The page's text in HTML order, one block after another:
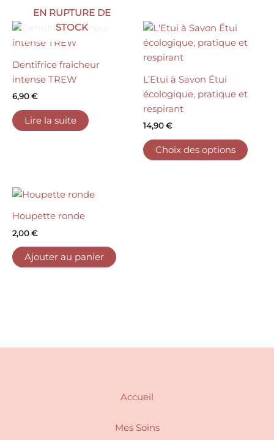
choisies
produit
EN RUPTURE DE
STOCK
Dentifrice fraicheur
intense TREW
6,90€
Lire la suite
L’Etui à Savon Étui
écologique, pratique et
respirant
14,90€
Choix des options
Les
être
Houpette ronde
2,00€
Ajouter au panier
Accueil
Mes Soins